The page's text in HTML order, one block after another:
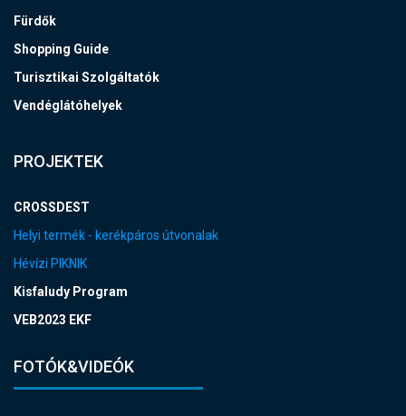
Fürdők
Shopping Guide
Turisztikai Szolgáltatók
Vendéglátóhelyek
PROJEKTEK
CROSSDEST
Helyi termék - kerékpáros útvonalak
Hévízi PIKNIK
Kisfaludy Program
VEB2023 EKF
FOTÓK&VIDEÓK